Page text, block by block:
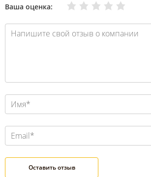
Ваша оценка: Отлично
Хорошо
Нормально
Плохо
Очень плохо